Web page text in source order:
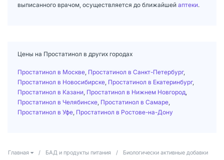
выписанного врачом, осуществляется до ближайшей аптеки.
Цены на Простатинол в других городах
Простатинол в Москве Простатинол в Санкт-Петербург,
Простатинол в Новосибирске Простатинол в Екатеринбург,
Простатинол в Казани Простатинол в Нижнем Новгород
Простатинол в Челябинске Простатинол в Самаре
Простатинол в Уфе Простатинол в Ростове-на-Дону
Главная / БАД и продукты питания /
Биологически активные добавки